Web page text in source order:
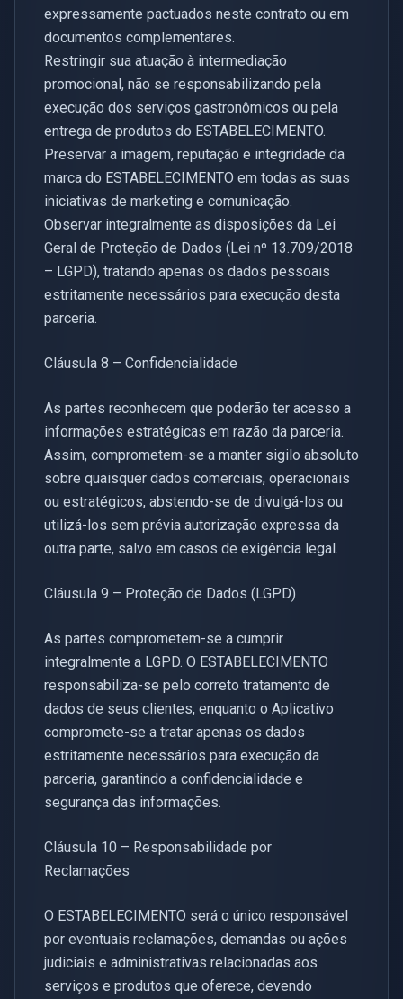
expressamente pactuados neste contrato ou em
documentos complementares.
Restringir sua atuação à intermediação
promocional, não se responsabilizando pela
execução dos serviços gastronômicos ou pela
entrega de produtos do ESTABELECIMENTO.
Preservar a imagem, reputação e integridade da
marca do ESTABELECIMENTO em todas as suas
iniciativas de marketing e comunicação.
Observar integralmente as disposições da Lei
Geral de Proteção de Dados (Lei nº 13.709/2018
– LGPD), tratando apenas os dados pessoais
estritamente necessários para execução desta
parceria.
Cláusula 8 – Confidencialidade
As partes reconhecem que poderão ter acesso a
informações estratégicas em razão da parceria.
Assim, comprometem-se a manter sigilo absoluto
sobre quaisquer dados comerciais, operacionais
ou estratégicos, abstendo-se de divulgá-los ou
utilizá-los sem prévia autorização expressa da
outra parte, salvo em casos de exigência legal.
Cláusula 9 – Proteção de Dados (LGPD)
As partes comprometem-se a cumprir
integralmente a LGPD. O ESTABELECIMENTO
responsabiliza-se pelo correto tratamento de
dados de seus clientes, enquanto o Aplicativo
compromete-se a tratar apenas os dados
estritamente necessários para execução da
parceria, garantindo a confidencialidade e
segurança das informações.
Cláusula 10 – Responsabilidade por
Reclamações
O ESTABELECIMENTO será o único responsável
por eventuais reclamações, demandas ou ações
judiciais e administrativas relacionadas aos
serviços e produtos que oferece, devendo